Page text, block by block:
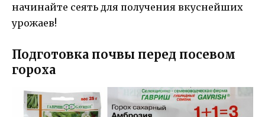
начинайте сеять для получения вкуснейших
урожаев!
Подготовка почвы перед посевом
гороха